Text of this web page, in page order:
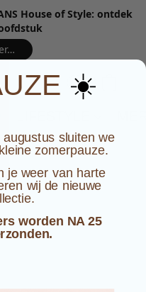
House of Style: ontdek
☀️
sluiten we
zomerpauze.
je weer van harte
wij de nieuwe
worden NA 25